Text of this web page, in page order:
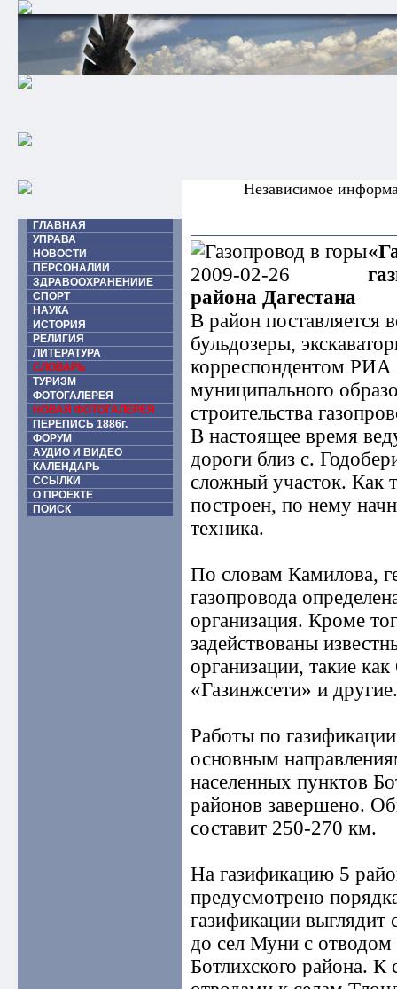
Независимое
ГЛАВНАЯ
УПРАВА
НОВОСТИ
ПЕРСОНАЛИИ
ЗДРАВООХРАНЕНИИЕ
СПОРТ
НАУКА
ИСТОРИЯ
РЕЛИГИЯ
ЛИТЕРАТУРА
СЛОВАРЬ
ТУРИЗМ
ФОТОГАЛЕРЕЯ
НОВАЯ ФОТОГАЛЕРЕЯ
ПЕРЕПИСЬ 1886г.
ФОРУМ
АУДИО И ВИДЕО
КАЛЕНДАРЬ
ССЫЛКИ
О ПРОЕКТЕ
ПОИСК
района Дагестана
В район поставляется
бульдозеры,
корреспондентом РИА
муниципального
строительства
В настоящее время
дороги близ с.
сложный участок. Как
построен, по нему
техника.
По словам Камилова,
газопровода
организация. Кроме
задействованы
организации, такие
«Газинжсети» и другие.
Работы по
основным
населенных пунктов
районов завершено.
составит 250-270 км.
На газификацию 5
предусмотрено
газификации
до сел Муни с
Ботлихского района. К